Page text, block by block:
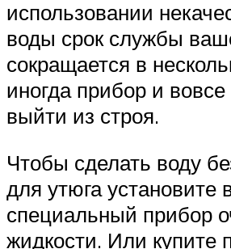
использовании
воды срок службы
сокращается в
иногда прибор и
выйти из строя.
Чтобы сделать воду
для утюга установите
специальный прибор
жидкости. Или купите